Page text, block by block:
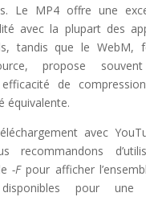
Le MP4 offre une
avec la plupart des
tandis que le WebM,
propose
de
équivalente.
avec
recommandons
-Fpour afficher
pour une